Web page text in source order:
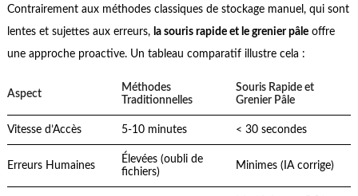
Contrairement aux méthodes classiques de stockage manuel, qui sont
lentes et sujettes aux erreurs, la souris rapide et le grenier pâleoffre
une approche proactive. Un tableau comparatif illustre cela :
Aspect
Méthodes
Traditionnelles
Souris Rapide et
Grenier Pâle
Vitesse d’Accès 5-10 minutes < 30 secondes
Erreurs Humaines
Élevées (oubli de
fichiers)
Minimes (IA corrige)